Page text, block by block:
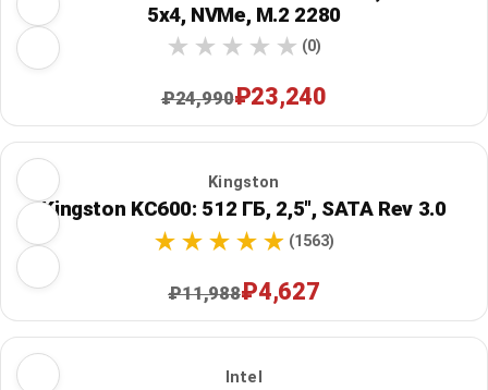
5x4, NVMe, M.2 2280
(0)
₽24,990₽23,240
Kingston
Kingston KC600: 512 ГБ, 2,5", SATA Rev 3.0
(1563)
₽11,988₽4,627
Intel